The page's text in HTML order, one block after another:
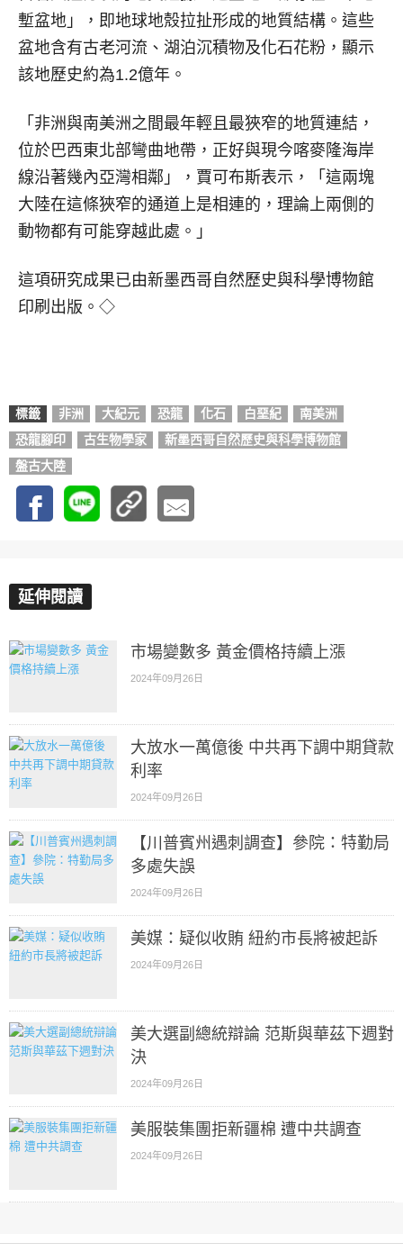
塹盆地」，即地球地殼拉扯形成的地質結構。這些
盆地含有古老河流、湖泊沉積物及化石花粉，顯示
該地歷史約為1.2億年。
「非洲與南美洲之間最年輕且最狹窄的地質連結，
位於巴西東北部彎曲地帶，正好與現今喀麥隆海岸
線沿著幾內亞灣相鄰」，賈可布斯表示，「這兩塊
大陸在這條狹窄的通道上是相連的，理論上兩側的
動物都有可能穿越此處。」
這項研究成果已由新墨西哥自然歷史與科學博物館
印刷出版。◇
標籤 非洲 大紀元 恐龍 化石 白堊紀
南美洲
恐龍腳印
古生物學家
新墨西哥自然歷史與科學博物館
盤古大陸
延伸閱讀
市場變數多 黃金價格持續上漲
2024年09月26日
大放水一萬億後 中共再下調中期貸款
利率
2024年09月26日
【川普賓州遇刺調查】參院：特勤局
多處失誤
2024年09月26日
美媒：疑似收賄 紐約市長將被起訴
2024年09月26日
美大選副總統辯論 范斯與華茲下週對
決
2024年09月26日
美服裝集團拒新疆棉 遭中共調查
2024年09月26日